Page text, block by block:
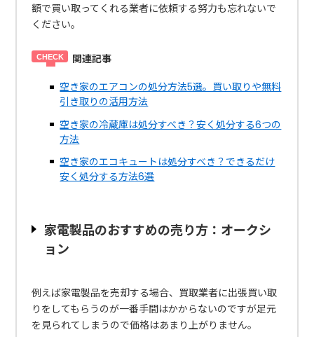
額で買い取ってくれる業者に依頼する努力も忘れないで
ください。
関連記事
空き家のエアコンの処分方法5選。買い取りや無料
引き取りの活用方法
空き家の冷蔵庫は処分すべき？安く処分する6つの
方法
空き家のエコキュートは処分すべき？できるだけ
安く処分する方法6選
家電製品のおすすめの売り方：オークシ
ョン
例えば家電製品を売却する場合、買取業者に出張買い取
りをしてもらうのが一番手間はかからないのですが足元
を見られてしまうので価格はあまり上がりません。